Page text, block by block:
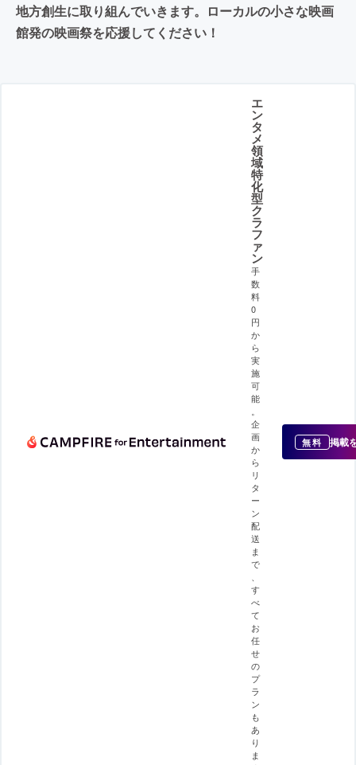
地方創生に取り組んでいきます。ローカルの小さな映画
館発の映画祭を応援してください！
エ
ン
タ
メ
領
域
特
化
型
ク
ラ
フ
ァ
ン
手
数
料
0
円
か
ら
実
施
可
能
。
企
画
か
ら
リ
タ
ー
ン
配
送
ま
で
、
す
べ
て
お
任
せ
の
プ
ラ
ン
も
あ
り
ま
無料 掲載